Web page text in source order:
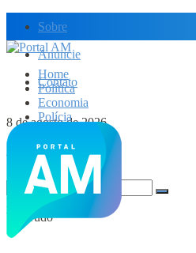
Sobre
Anuncie
Contato
8 de agosto de 2026
Dólar Hoje
Home
Política
Economia
Polícia
Brasil
Mundo
Nada Encontrado
Ver Tudo